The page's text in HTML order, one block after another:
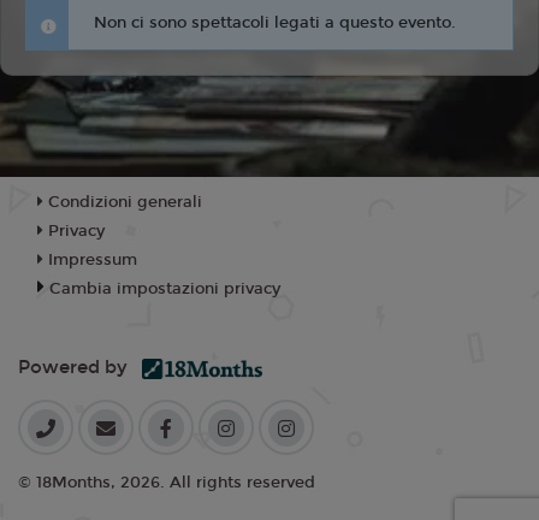
Non ci sono spettacoli legati a questo evento.
Condizioni generali
Privacy
Impressum
Cambia impostazioni privacy
Powered by
© 18Months, 2026. All rights reserved